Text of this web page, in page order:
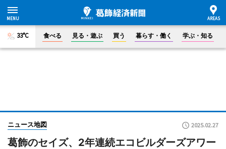
33°C 食べる 見る・遊ぶ 買う 暮らす・働く 学ぶ・知る
ニュース地図 2025.02.27
葛飾のセイズ、2年連続エコビルダーズアワー